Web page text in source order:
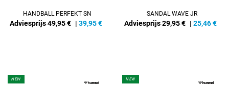
HANDBALL PERFEKT SN
Adviesprijs 49,95 € | 39,95€
SANDAL WAVE JR
Adviesprijs 29,95 € | 25,46€
NEW NEW